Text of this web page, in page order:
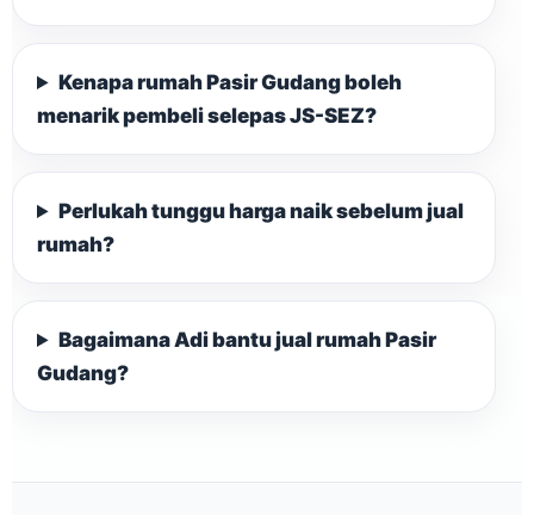
Kenapa rumah Pasir Gudang boleh
menarik pembeli selepas JS-SEZ?
Perlukah tunggu harga naik sebelum jual
rumah?
Bagaimana Adi bantu jual rumah Pasir
Gudang?